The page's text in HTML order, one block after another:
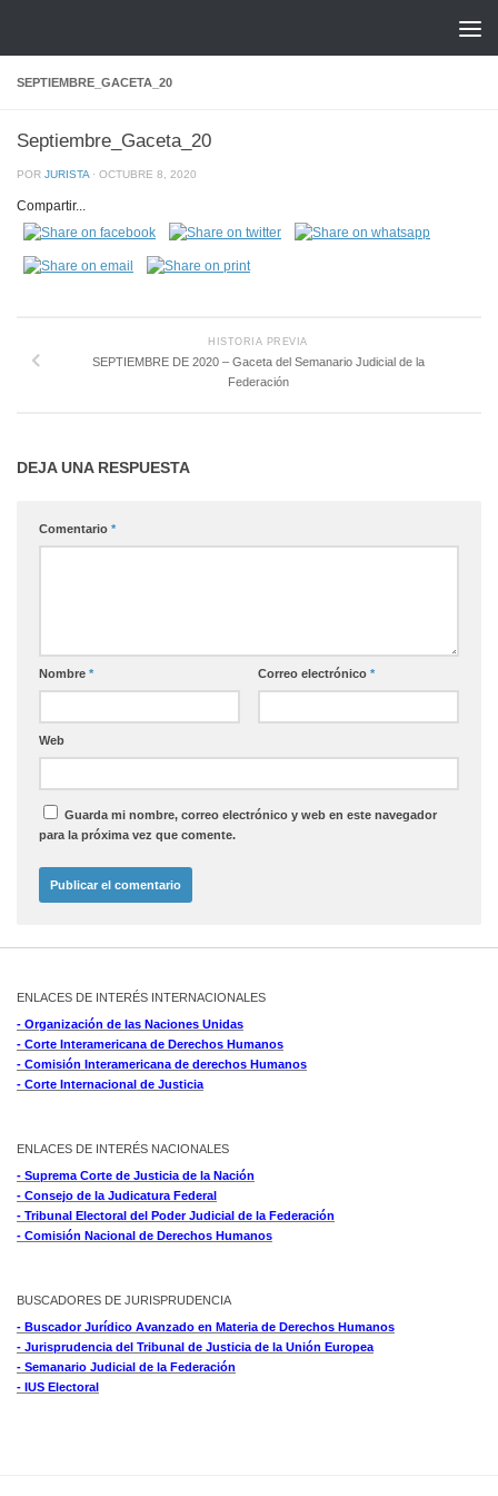
SEPTIEMBRE_GACETA_20
Septiembre_Gaceta_20
POR JURISTA · OCTUBRE 8, 2020
Compartir...
HISTORIA PREVIA
SEPTIEMBRE DE 2020 – Gaceta del Semanario Judicial de la
Federación
DEJA UNA RESPUESTA
Comentario *
Nombre * Correo electrónico *
Web
Guarda mi nombre, correo electrónico y web en este navegador
para la próxima vez que comente.
ENLACES DE INTERÉS INTERNACIONALES
- Organización de las Naciones Unidas
- Corte Interamericana de Derechos Humanos
- Comisión Interamericana de derechos Humanos
- Corte Internacional de Justicia
ENLACES DE INTERÉS NACIONALES
- Suprema Corte de Justicia de la Nación
- Consejo de la Judicatura Federal
- Tribunal Electoral del Poder Judicial de la Federación
- Comisión Nacional de Derechos Humanos
BUSCADORES DE JURISPRUDENCIA
- Buscador Jurídico Avanzado en Materia de Derechos Humanos
- Jurisprudencia del Tribunal de Justicia de la Unión Europea
- Semanario Judicial de la Federación
- IUS Electoral